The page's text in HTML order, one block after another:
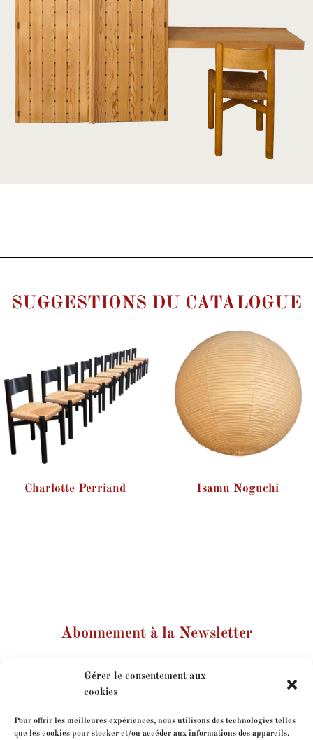
Gérer le consentement aux
cookies
Pour offrir les meilleures expériences, nous utilisons des technologies telles
que les cookies pour stocker et/ou accéder aux informations des appareils.
SUGGESTIONS DU CATALOGUE
Charlotte Perriand Isamu Noguchi
Abonnement à la Newsletter